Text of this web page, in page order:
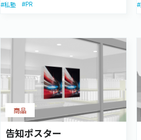
#私塾 #PR
告知ポスター
商品